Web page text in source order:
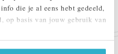
die je al eens hebt gedeeld,
op basis van jouw gebruik van